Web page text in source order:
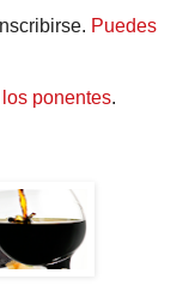
Puedes
ponentes.